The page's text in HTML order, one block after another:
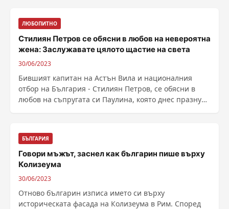
ЛЮБОПИТНО
Стилиян Петров се обясни в любов на невероятна
жена: Заслужавате цялото щастие на света
30/06/2023
Бившият капитан на Астън Вила и националния
отбор на България - Стилиян Петров, се обясни в
любов на съпругата си Паулина, която днес празнува
БЪЛГАРИЯ
Говори мъжът, заснел как българин пише върху
Колизеума
30/06/2023
Отново българин изписа името си върху
историческата фасада на Колизеума в Рим. Според